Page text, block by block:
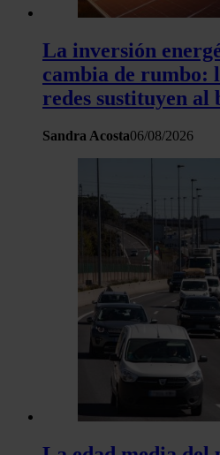
La inversión
cambia de rumbo:
redes sustituyen al
Sandra Acosta06/08/2026